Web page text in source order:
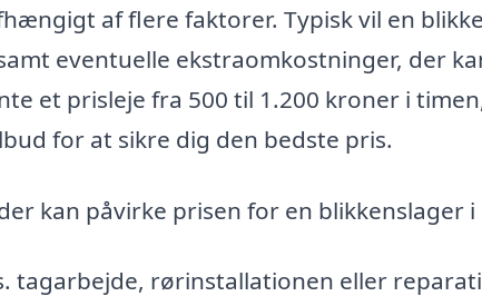
af flere faktorer. Typisk vil en
eventuelle ekstraomkostninger, der
et prisleje fra 500 til 1.200 kroner i
for at sikre dig den bedste pris.
kan påvirke prisen for en blikkenslager i
tagarbejde, rørinstallationen eller